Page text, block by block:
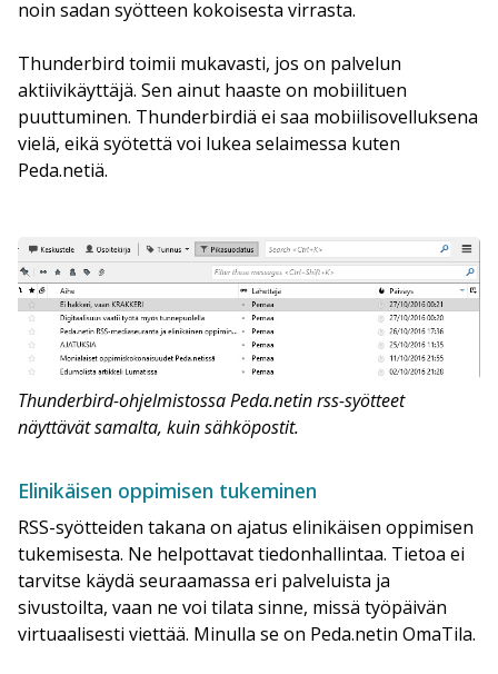
noin sadan syötteen kokoisesta virrasta.
Thunderbird toimii mukavasti, jos on palvelun
aktiivikäyttäjä. Sen ainut haaste on mobiilituen
puuttuminen. Thunderbirdiä ei saa mobiilisovelluksena
vielä, eikä syötettä voi lukea selaimessa kuten
Peda.netiä.
Thunderbird-ohjelmistossa Peda.netin rss-syötteet
näyttävät samalta, kuin sähköpostit.
Elinikäisen oppimisen tukeminen
RSS-syötteiden takana on ajatus elinikäisen oppimisen
tukemisesta. Ne helpottavat tiedonhallintaa. Tietoa ei
tarvitse käydä seuraamassa eri palveluista ja
sivustoilta, vaan ne voi tilata sinne, missä työpäivän
virtuaalisesti viettää. Minulla se on Peda.netin OmaTila.